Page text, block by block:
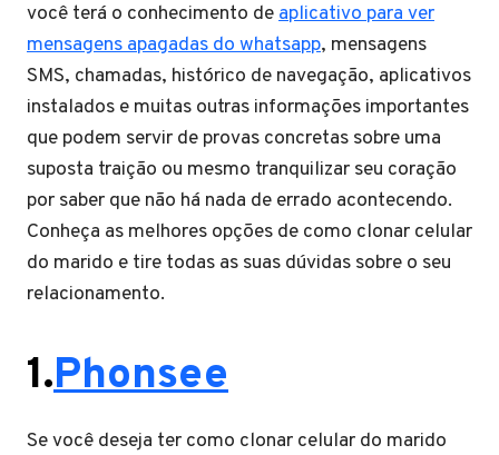
você terá o conhecimento deaplicativo para ver
mensagens apagadas do whatsapp, mensagens
SMS, chamadas, histórico de navegação, aplicativos
instalados e muitas outras informações importantes
que podem servir de provas concretas sobre uma
suposta traição ou mesmo tranquilizar seu coração
por saber que não há nada de errado acontecendo.
Conheça as melhores opções de como clonar celular
do marido e tire todas as suas dúvidas sobre o seu
relacionamento.
1.Phonsee
Se você deseja ter como clonar celular do marido